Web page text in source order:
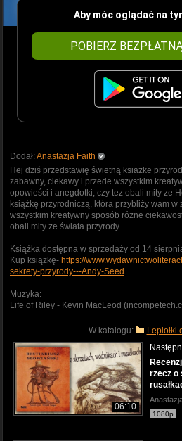
Aby móc oglądać na
POBIERZ
Dodał:Anastazja Faith
Hej dziś przedstawię świetną ksiażke
zabawny, ciekawy i przede wszystkim
opowieści i anegdotki, czy tez obali mity ze
książkę przyrodniczą, która przybliży wam w
wszystkim kreatywny sposób różne
obali mity ze świata przyrody.
Książka dostępna w sprzedaży od 14
Kup książkę- https://
sekrety-przyrody---Andy-Seed
Muzyka:
Life of Riley - Kevin MacLeod
W katalogu: Lepiołki
06:10
rzecz o
1080p